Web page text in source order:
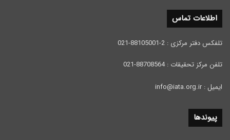
اطلاعات تماس
تلفکس دفتر مرکزی : 2-88105001-021
تلفن مرکز تحقیقات : 88708564-021
ایمیل : info@iata.org.ir
پیوندها